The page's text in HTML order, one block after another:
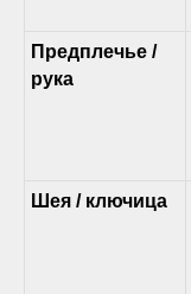
Предплечье /
рука
Шея / ключица